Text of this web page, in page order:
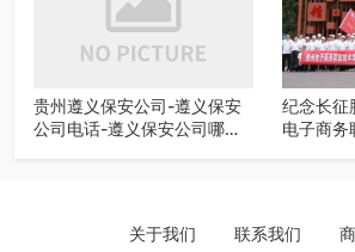
贵州遵义保安公司-遵义保安
公司电话-遵义保安公司哪家
纪念长征
电子商务
关于我们 联系我们